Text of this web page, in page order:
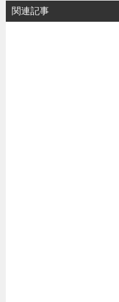
関連記事